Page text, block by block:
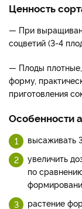
Ценность
— При
соцветий (3-4
— Плоды
форму,
приготовления
Особенности
высаживать
увеличить
по
растение